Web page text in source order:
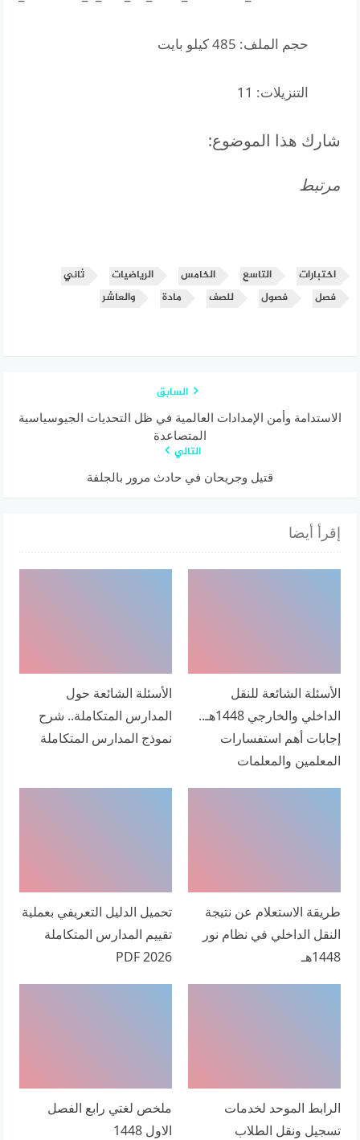
حجم الملف:
التنزيلات:
شارك هذا الموضوع:
مرتبط
اختبارات التاسع الخامس الرياضيات
ثاني
فصل
فصول للصف مادة والعاشر
السابق
الاستدامة وأمن الإمدادات العالمية في ظل التحديات الجيوسياسية
المتصاعدة
التالي
قتيل وجريحان في حادث مرور بالجلفة
إقرأ أيضا
الأسئلة الشائعة للنقل
الداخلي والخارجي 1448هـ..
إجابات أهم استفسارات
المعلمين والمعلمات
الأسئلة الشائعة حول
المدارس المتكاملة.. شرح
نموذج المدارس المتكاملة
طريقة الاستعلام عن نتيجة
النقل الداخلي في نظام نور
1448هـ
تحميل الدليل التعريفي بعملية
تقييم المدارس المتكاملة
2026 PDF
الرابط الموحد لخدمات
تسجيل ونقل الطلاب
ملخص لغتي رابع الفصل
الاول 1448